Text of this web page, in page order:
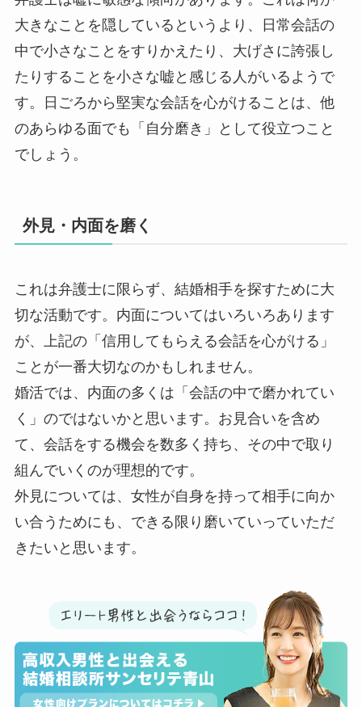
大きなことを隠しているというより、日常会話の
中で小さなことをすりかえたり、大げさに誇張し
たりすることを小さな嘘と感じる人がいるようで
す。日ごろから堅実な会話を心がけることは、他
のあらゆる面でも「自分磨き」として役立つこと
でしょう。
外見・内面を磨く
これは弁護士に限らず、結婚相手を探すために大
切な活動です。内面についてはいろいろあります
が、上記の「信用してもらえる会話を心がける」
ことが一番大切なのかもしれません。
婚活では、内面の多くは「会話の中で磨かれてい
く」のではないかと思います。お見合いを含め
て、会話をする機会を数多く持ち、その中で取り
組んでいくのが理想的です。
外見については、女性が自身を持って相手に向か
い合うためにも、できる限り磨いていっていただ
きたいと思います。